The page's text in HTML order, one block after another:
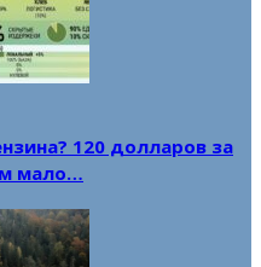
120 долларов за
мало…